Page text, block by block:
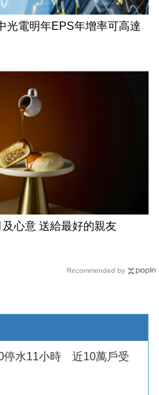
心意 送給最好的親友
Recommended by
停水11小時 近10萬戶受